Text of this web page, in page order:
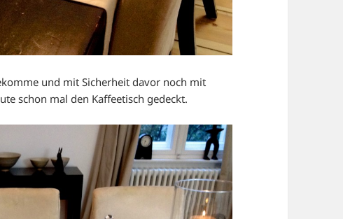
und mit Sicherheit davor noch mit
schon mal den Kaffeetisch gedeckt.